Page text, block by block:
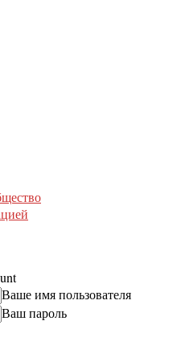
Ваше имя пользователя
Ваш пароль